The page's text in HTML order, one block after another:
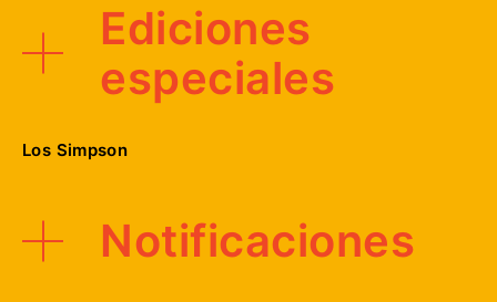
Ediciones
especiales
Los Simpson
Notificaciones